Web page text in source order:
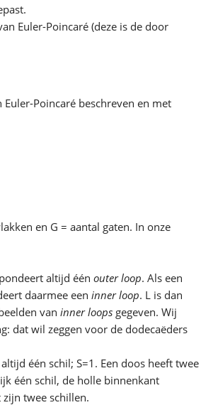
Euler-Poincaré (deze is de door
Poincaré beschreven en met
en G = aantal gaten. In onze
altijd één outer loop. Als een
daarmee een inner loop. L is dan
van inner loops gegeven. Wij
dat wil zeggen voor de dodecaëders
één schil; S=1. Een doos heeft twee
één schil, de holle binnenkant
twee schillen.